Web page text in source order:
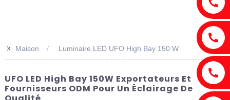
>> Maison Luminaire LED UFO High Bay 150 W
UFO LED High Bay 150W Exportateurs Et
Fournisseurs ODM Pour Un Éclairage De